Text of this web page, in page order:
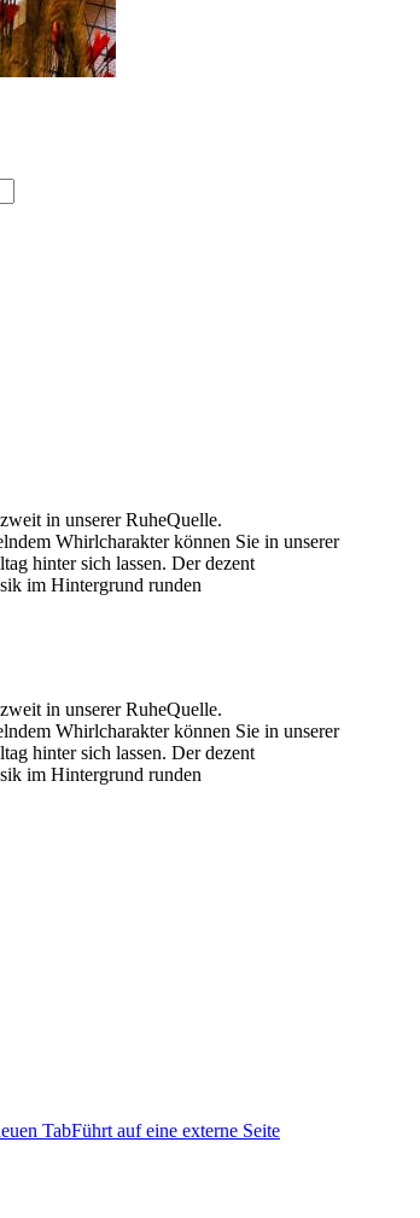
in unserer RuheQuelle.
Whirlcharakter können Sie in unserer
hinter sich lassen. Der dezent
im Hintergrund runden
in unserer RuheQuelle.
Whirlcharakter können Sie in unserer
hinter sich lassen. Der dezent
im Hintergrund runden
TabFührt auf eine externe Seite